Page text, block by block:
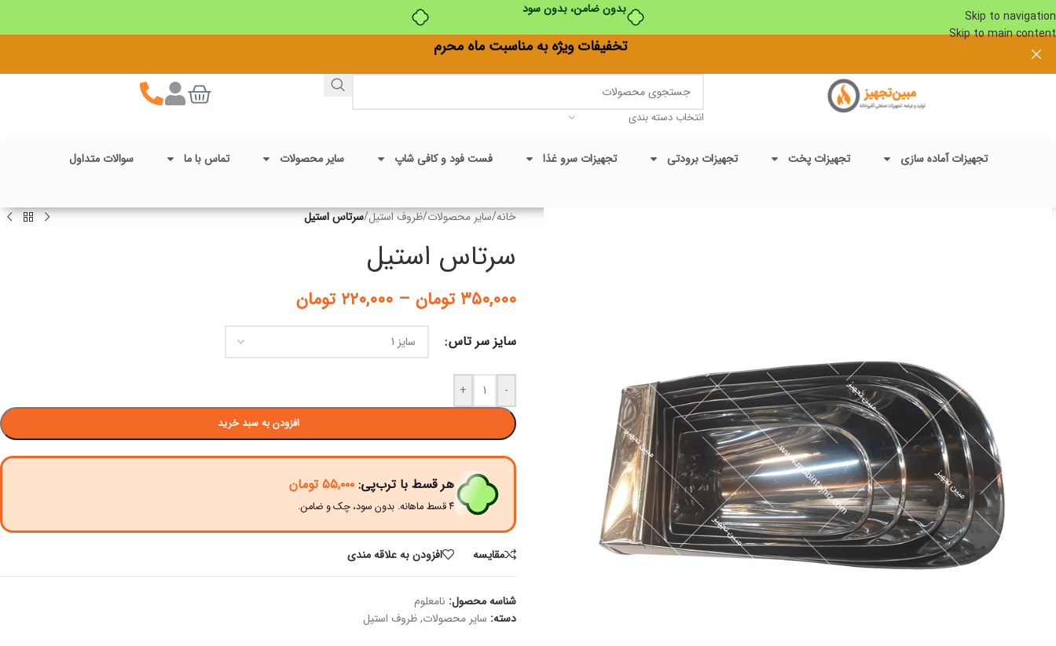
بدون ضامن، بدون سود
Skip to navigation
Skip to main content
تخفیفات ویژه به مناسبت ماه محرم
انتخاب دسته بندی
تجهیزات آماده سازی تجهیزات پخت تجهیزات برودتی تجهیزات سرو غذا فست فود و کافی شاپ سایر محصولات تماس با ما سوالات متداول
خانه/سایر محصولات/ظروف استیل/سرتاس استیل
سرتاس استیل
۳۵۰,۰۰۰ تومان – ۲۲۰,۰۰۰ تومان
سایز سر تاس
-
+
افزودن به سبد خرید
هر قسط با ترب‌پی: ۵۵,۰۰۰ تومان
۴ قسط ماهانه. بدون سود، چک و ضامن.
مقايسه افزودن به علاقه مندی
شناسه محصول: نامعلوم
دسته: سایر محصولات,ظروف استیل